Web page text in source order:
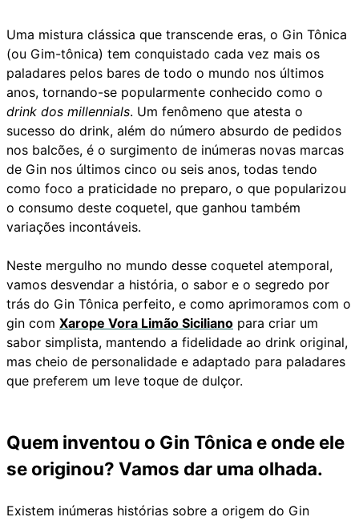
Uma mistura clássica que transcende eras, o Gin Tônica
(ou Gim-tônica) tem conquistado cada vez mais os
paladares pelos bares de todo o mundo nos últimos
anos, tornando-se popularmente conhecido como o
drink dos millennials. Um fenômeno que atesta o
sucesso do drink, além do número absurdo de pedidos
nos balcões, é o surgimento de inúmeras novas marcas
de Gin nos últimos cinco ou seis anos, todas tendo
como foco a praticidade no preparo, o que popularizou
o consumo deste coquetel, que ganhou também
variações incontáveis.
Neste mergulho no mundo desse coquetel atemporal,
vamos desvendar a história, o sabor e o segredo por
trás do Gin Tônica perfeito, e como aprimoramos com o
gin com Xarope Vora Limão Siciliano para criar um
sabor simplista, mantendo a fidelidade ao drink original,
mas cheio de personalidade e adaptado para paladares
que preferem um leve toque de dulçor.
Quem inventou o Gin Tônica e onde ele
se originou? Vamos dar uma olhada.
Existem inúmeras histórias sobre a origem do Gin